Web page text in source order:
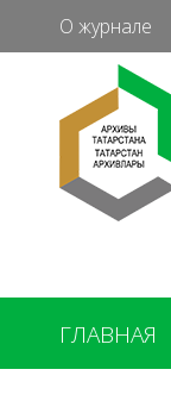
О журнале
ГЛАВНАЯ